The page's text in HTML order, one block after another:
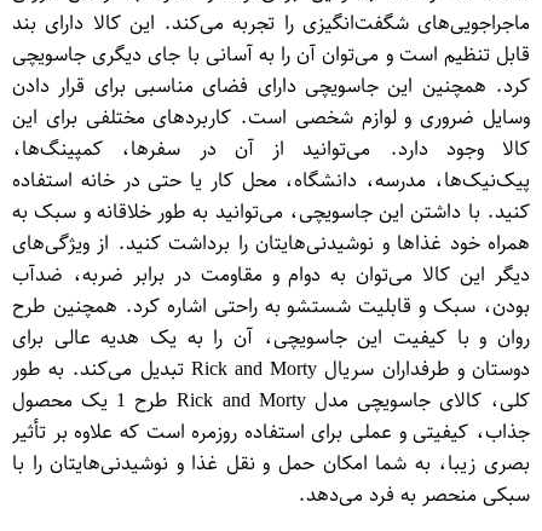
ماجراجویی‌های شگفت‌انگیزی را تجربه می‌کند. این کالا دارای بند
قابل تنظیم است و می‌توان آن را به آسانی با جای دیگری جاسویچی
کرد. همچنین این جاسویچی دارای فضای مناسبی برای قرار دادن
وسایل ضروری و لوازم شخصی است. کاربردهای مختلفی برای این
کالا وجود دارد. می‌توانید از آن در سفرها، کمپینگ‌ها،
پیک‌نیک‌ها، مدرسه، دانشگاه، محل کار یا حتی در خانه استفاده
کنید. با داشتن این جاسویچی، می‌توانید به طور خلاقانه و سبک به
همراه خود غذاها و نوشیدنی‌هایتان را برداشت کنید. از ویژگی‌های
دیگر این کالا می‌توان به دوام و مقاومت در برابر ضربه، ضدآب
بودن، سبک و قابلیت شستشو به راحتی اشاره کرد. همچنین طرح
روان و با کیفیت این جاسویچی، آن را به یک هدیه عالی برای
دوستان و طرفداران سریال Rick and Morty تبدیل می‌کند. به طور
کلی، کالای جاسویچی مدل Rick and Morty طرح 1 یک محصول
جذاب، کیفیتی و عملی برای استفاده روزمره است که علاوه بر تأثیر
بصری زیبا، به شما امکان حمل و نقل غذا و نوشیدنی‌هایتان را با
سبکی منحصر به فرد می‌دهد.